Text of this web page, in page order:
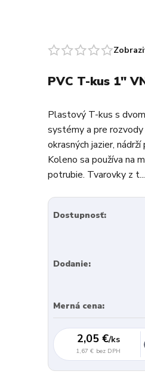
PVC T-kus 1"
Plastový T-kus s
systémy a pre rozvody
okrasných jazier,
Koleno sa používa na
potrubie. Tvarovky z t...
Dostupnosť:
Dodanie:
Merná cena:
2,05 €/ks
1,67 € bez DPH